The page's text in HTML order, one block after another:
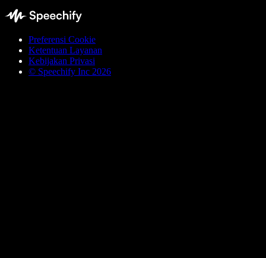
Preferensi Cookie
Ketentuan Layanan
Kebijakan Privasi
© Speechify Inc 2026